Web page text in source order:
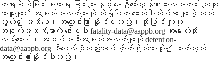
တရားစွဲဆိုခြင်းခံထားရ ခြင်းများနှင့် နွေဦးတော်လှန်ရေးကာလအတွင်း ကျဆုံး
သွားသူများ၏ အချက်အလက်များကို သိရှိပါက အောက်ပါလိပ်စာ များသို့ ဆက်
သွယ်၍ အသိပေး၊ အကြောင်းကြား နိုင်ပါသည်။ ထို့ပြင် ကျဆုံး
အချက်အလက်များကို ဖော်ပြပါ fatality-data@aappb.org အီးမေးလ်သို့
လည်းကောင်း၊ အဖမ်းအဆီးအချက်အလက်များကို detention-
data@aappb.org အီးမေးလ်သို့လည်းကောင်း တိုက်ရိုက်ပေးပို့၍ ဆက်သွယ်
အကြောင်းကြားနိုင်ပါသည်။